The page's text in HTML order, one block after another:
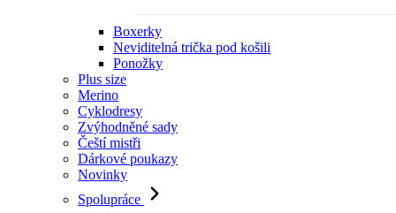
Boxerky
Neviditelná trička pod košili
Ponožky
Plus size
Merino
Cyklodresy
Zvýhodněné sady
Čeští mistři
Dárkové poukazy
Novinky
Spolupráce